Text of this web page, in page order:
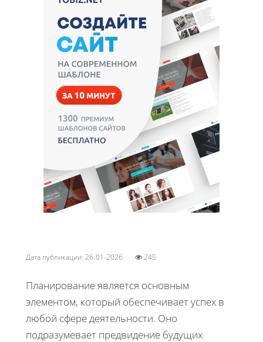
Дата публикации: 26-01-2026 245
Планирование является основным
элементом, который обеспечивает успех в
любой сфере деятельности. Оно
подразумевает предвидение будущих